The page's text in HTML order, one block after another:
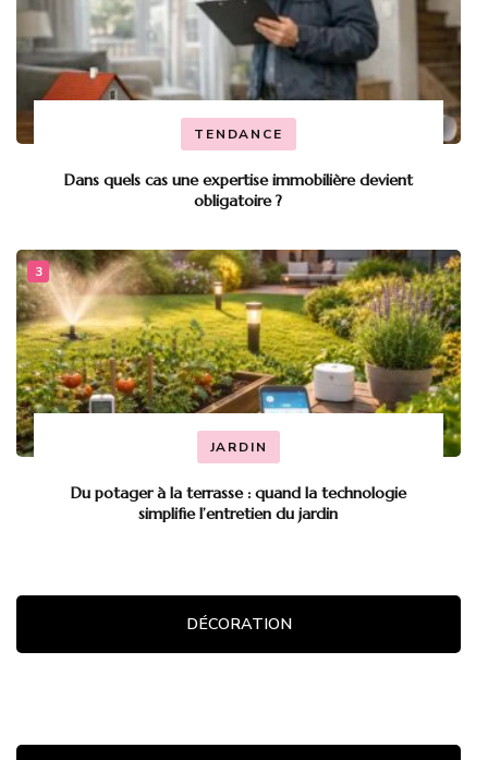
TENDANCE
Dans quels cas une expertise immobilière devient
obligatoire ?
JARDIN
Du potager à la terrasse : quand la technologie
simplifie l’entretien du jardin
DÉCORATION